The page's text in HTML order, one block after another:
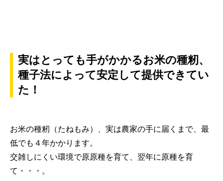
実はとっても手がかかるお米の種籾、
種子法によって安定して提供できてい
た！
お米の種籾（たねもみ）、実は農家の手に届くまで、最
低でも４年かかります。
交雑しにくい環境で原原種を育て、翌年に原種を育
て・・・。